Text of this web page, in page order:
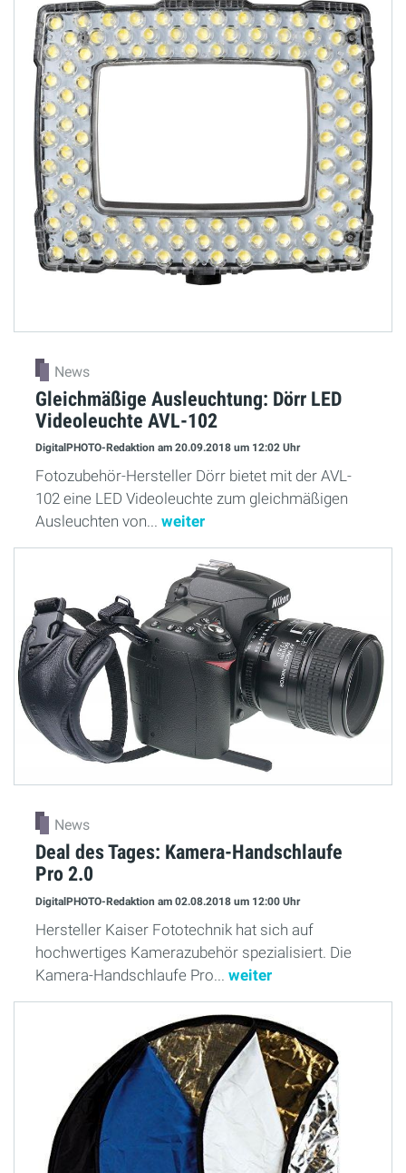
News
Gleichmäßige Ausleuchtung: Dörr LED
Videoleuchte AVL-102
DigitalPHOTO-Redaktion am 20.09.2018 um 12:02 Uhr
Fotozubehör-Hersteller Dörr bietet mit der AVL-
102 eine LED Videoleuchte zum gleichmäßigen
Ausleuchten von... weiter
News
Deal des Tages: Kamera-Handschlaufe
Pro 2.0
DigitalPHOTO-Redaktion am 02.08.2018 um 12:00 Uhr
Hersteller Kaiser Fototechnik hat sich auf
hochwertiges Kamerazubehör spezialisiert. Die
Kamera-Handschlaufe Pro... weiter